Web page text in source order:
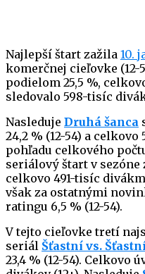
Najlepší štart zažila 10.
komerčnej cieľovke (12-
podielom 25,5 %,
sledovalo 598-tisíc
Nasleduje Druhá šanca
24,2 % (12-54) a
pohľadu celkového
seriálový štart v sezóne
celkovo 491-tisíc
však za ostatnými
ratingu 6,5 % (12-54).
V tejto cieľovke tretí
seriál Šťastní vs.
23,4 % (12-54). Celkovo